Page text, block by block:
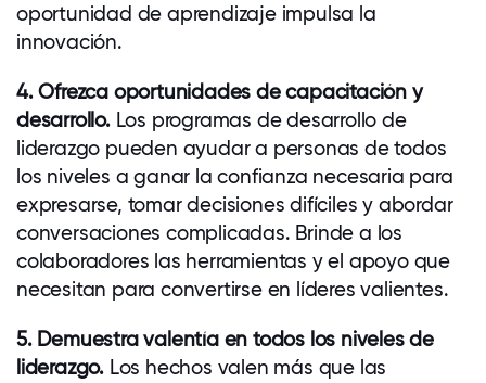
oportunidad de aprendizaje impulsa la
innovación.
4. Ofrezca oportunidades de capacitación y
desarrollo. Los programas de desarrollo de
liderazgo pueden ayudar a personas de todos
los niveles a ganar la confianza necesaria para
expresarse, tomar decisiones difíciles y abordar
conversaciones complicadas. Brinde a los
colaboradores las herramientas y el apoyo que
necesitan para convertirse en líderes valientes.
5. Demuestra valentía en todos los niveles de
liderazgo. Los hechos valen más que las